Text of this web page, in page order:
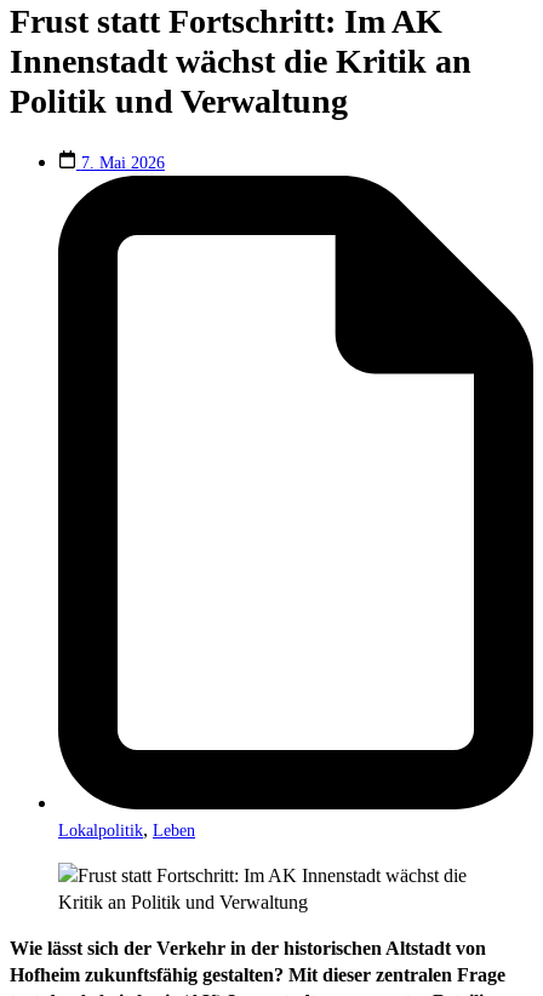
Frust statt Fortschritt: Im AK
Innenstadt wächst die Kritik an
Politik und Verwaltung
7. Mai 2026
Lokalpolitik, Leben
Wie lässt sich der Verkehr in der historischen Altstadt von
Hofheim zukunftsfähig gestalten? Mit dieser zentralen Frage